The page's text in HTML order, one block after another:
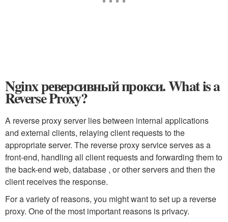
Nginx реверсивный прокси. What is a
Reverse Proxy?
A reverse proxy server lies between internal applications
and external clients, relaying client requests to the
appropriate server. The reverse proxy service serves as a
front-end, handling all client requests and forwarding them to
the back-end web, database , or other servers and then the
client receives the response.
For a variety of reasons, you might want to set up a reverse
proxy. One of the most important reasons is privacy.